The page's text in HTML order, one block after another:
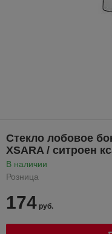
Стекло лобовое
XSARA / ситроен
В наличии
Розница
174 руб.